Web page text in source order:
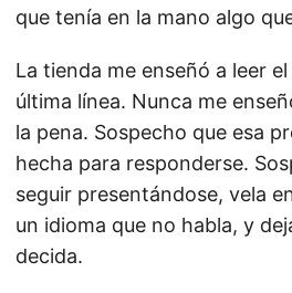
que tenía en la mano algo
La tienda me enseñó a leer
última línea. Nunca me
la pena. Sospecho que esa
hecha para responderse.
seguir presentándose, vela
un idioma que no habla, y
decida.